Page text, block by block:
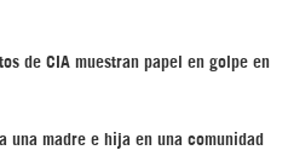
de CIA muestran papel en golpe en
una madre e hija en una comunidad